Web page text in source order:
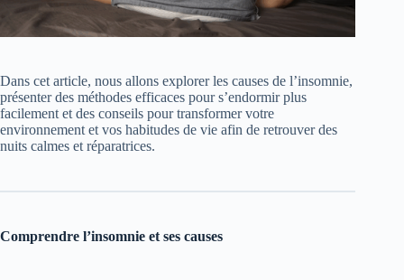
Dans cet article, nous allons explorer les causes de l’insomnie,
présenter des méthodes efficaces pour s’endormir plus
facilement et des conseils pour transformer votre
environnement et vos habitudes de vie afin de retrouver des
nuits calmes et réparatrices.
Comprendre l’insomnie et ses causes